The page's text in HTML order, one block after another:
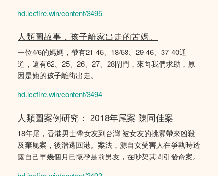
hd.icefire.win/content/3495
人類圖故事，孩子離家出走的苦媽。
一位4/6的媽媽，帶有21-45、18/58、29-46、37-40通
道，還有62、25、26、27、28閘門，來向我們求助，原
因是她的孩子離街出走。
hd.icefire.win/content/3494
人類圖案例研究： 2018年尾案 陳同佳案
18年尾，香港男士帶女友到台灣 被女友的挑釁帶來凶殺
及棄屍案，後潛逃回港。案法，源自女受害人在爭執時透
露自己早幾個月已懷孕是前男友，在吵架其間引發命案。